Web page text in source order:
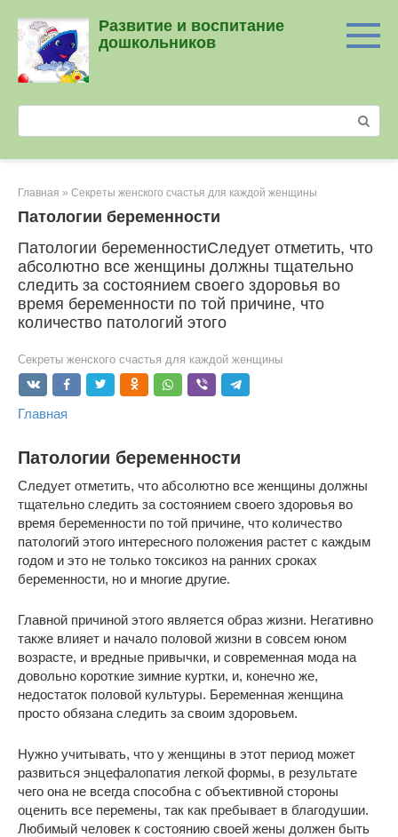
контенту
Развитие и воспитание
дошкольников
Главная » Секреты женского счастья для каждой женщины
Патологии беременности
Патологии беременностиСледует отметить, что
абсолютно все женщины должны тщательно
следить за состоянием своего здоровья во
время беременности по той причине, что
количество патологий этого
Секреты женского счастья для каждой женщины
Главная
Патологии беременности
Следует отметить, что абсолютно все женщины должны
тщательно следить за состоянием своего здоровья во
время беременности по той причине, что количество
патологий этого интересного положения растет с каждым
годом и это не только токсикоз на ранних сроках
беременности, но и многие другие.
Главной причиной этого является образ жизни. Негативно
также влияет и начало половой жизни в совсем юном
возрасте, и вредные привычки, и современная мода на
довольно короткие зимние куртки, и, конечно же,
недостаток половой культуры. Беременная женщина
просто обязана следить за своим здоровьем.
Нужно учитывать, что у женщины в этот период может
развиться энцефалопатия легкой формы, в результате
чего она не всегда способна с объективной стороны
оценить все перемены, так как пребывает в благодушии.
Любимый человек к состоянию своей жены должен быть